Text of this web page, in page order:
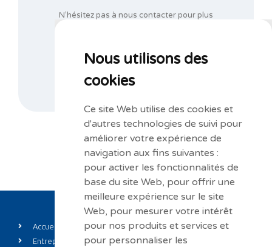
Nous utilisons des
cookies
Ce site Web utilise des cookies et
d'autres technologies de suivi pour
améliorer votre expérience de
navigation aux fins suivantes :
pour activer les fonctionnalités de
base du site Web, pour offrir une
meilleure expérience sur le site
Web, pour mesurer votre intérêt
pour nos produits et services et
pour personnaliser les
N’hésitez pas à nous contacter pour plus
NOUS CONTACTER
Accueil
Entreprise
Private label
Actualités